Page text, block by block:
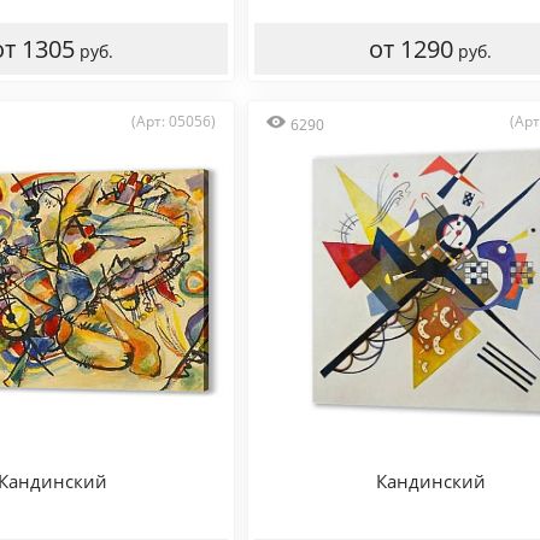
1305 руб. от 1290 руб.
(Арт: 05056) 6290
Кандинский